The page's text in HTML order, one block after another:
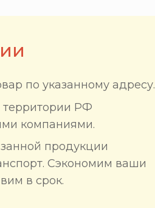
по указанному адресу.
территории РФ
компаниями.
продукции
Сэкономим ваши
в срок.